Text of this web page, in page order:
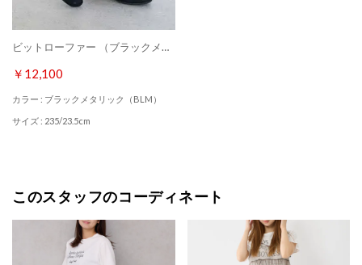
ビットローファー （ブラックメタリック）
￥12,100
カラー : ブラックメタリック（BLM）
サイズ : 235/23.5cm
このスタッフのコーディネート